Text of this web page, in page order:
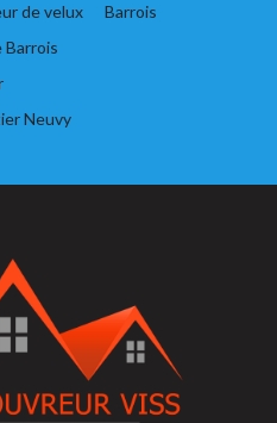
de velux
Barrois
Neuvy
Barrois